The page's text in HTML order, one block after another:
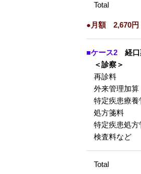
Total
●月額 2,670円
■ケース2 経口
＜診察＞
再診料
外来管理加算
特定疾患療養
処方箋料
特定疾患処方
検査料など
Total